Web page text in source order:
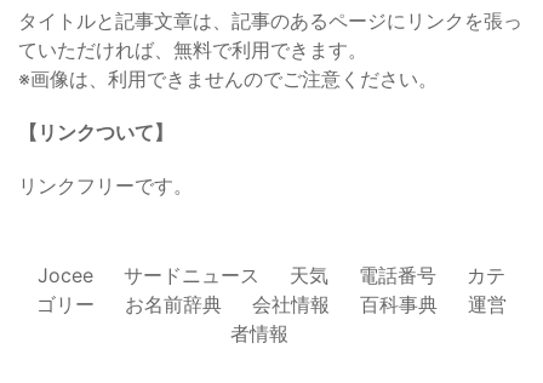
タイトルと記事文章は、記事のあるページにリンクを張っ
ていただければ、無料で利用できます。
※画像は、利用できませんのでご注意ください。
【リンクついて】
リンクフリーです。
Jocee サードニュース 天気 電話番号
カテ
ゴリー
お名前辞典 会社情報 百科事典
運営
者情報